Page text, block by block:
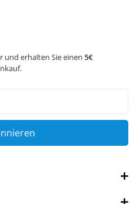
und erhalten Sie einen 5€